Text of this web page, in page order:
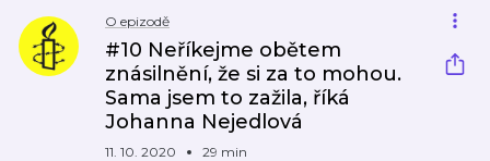
O epizodě
#10 Neříkejme obětem
znásilnění, že si za to mohou.
Sama jsem to zažila, říká
Johanna Nejedlová
11. 10. 2020 29 min